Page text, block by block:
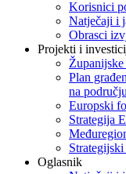
Korisnici
Natječaji i
Obrasci
Projekti i
Plan
na
Europski
Strategija
Oglasnik